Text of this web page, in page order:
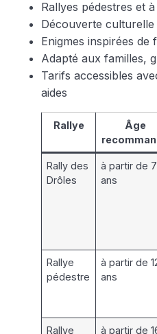
Rallyes pédestres et
Découverte
Enigmes inspirées
Adapté aux familles,
Tarifs accessibles
aides
Rallye
Âge
Rally des
Drôles
à partir de 7
ans
Rallye
pédestre
à partir de
ans
Rallye
à partir de